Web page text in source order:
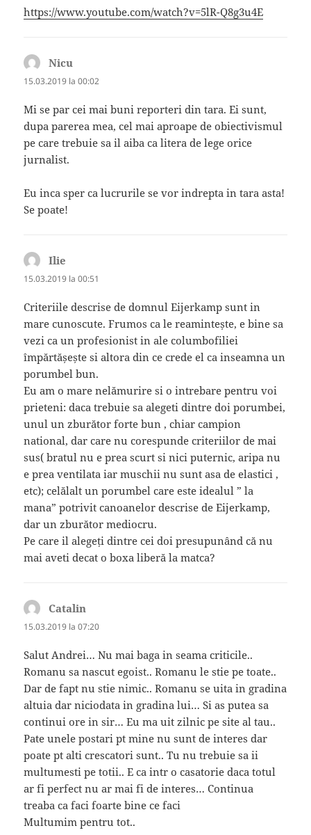
https://www.youtube.com/watch?v=5lR-Q8g3u4E
Nicu
15.03.2019 la 00:02
Mi se par cei mai buni reporteri din tara. Ei sunt,
dupa parerea mea, cel mai aproape de obiectivismul
pe care trebuie sa il aiba ca litera de lege orice
jurnalist.
Eu inca sper ca lucrurile se vor indrepta in tara asta!
Se poate!
Ilie
15.03.2019 la 00:51
Criteriile descrise de domnul Eijerkamp sunt in
mare cunoscute. Frumos ca le reamintește, e bine sa
vezi ca un profesionist in ale columbofiliei
împărtășește si altora din ce crede el ca inseamna un
porumbel bun.
Eu am o mare nelămurire si o intrebare pentru voi
prieteni: daca trebuie sa alegeti dintre doi porumbei,
unul un zburător forte bun , chiar campion
national, dar care nu corespunde criteriilor de mai
sus( bratul nu e prea scurt si nici puternic, aripa nu
e prea ventilata iar muschii nu sunt asa de elastici ,
etc); celălalt un porumbel care este idealul ” la
mana” potrivit canoanelor descrise de Eijerkamp,
dar un zburător mediocru.
Pe care il alegeți dintre cei doi presupunând că nu
mai aveti decat o boxa liberă la matca?
Catalin
15.03.2019 la 07:20
Salut Andrei… Nu mai baga in seama criticile..
Romanu sa nascut egoist.. Romanu le stie pe toate..
Dar de fapt nu stie nimic.. Romanu se uita in gradina
altuia dar niciodata in gradina lui… Si as putea sa
continui ore in sir… Eu ma uit zilnic pe site al tau..
Pate unele postari pt mine nu sunt de interes dar
poate pt alti crescatori sunt.. Tu nu trebuie sa ii
multumesti pe totii.. E ca intr o casatorie daca totul
ar fi perfect nu ar mai fi de interes… Continua
treaba ca faci foarte bine ce faci
Multumim pentru tot..